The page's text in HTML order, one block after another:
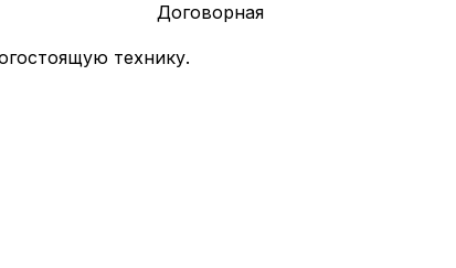
Договорная
технику.